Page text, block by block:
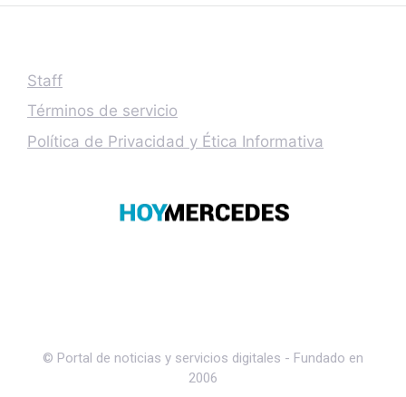
Staff
Términos de servicio
Política de Privacidad y Ética Informativa
© Portal de noticias y servicios digitales - Fundado en
2006